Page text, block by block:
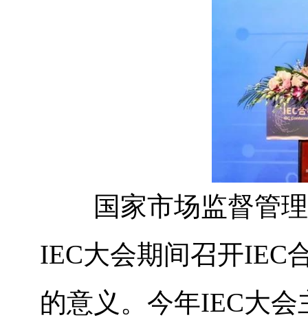
国家市场监督管理
IEC大会期间召开IEC
的意义。今年IEC大